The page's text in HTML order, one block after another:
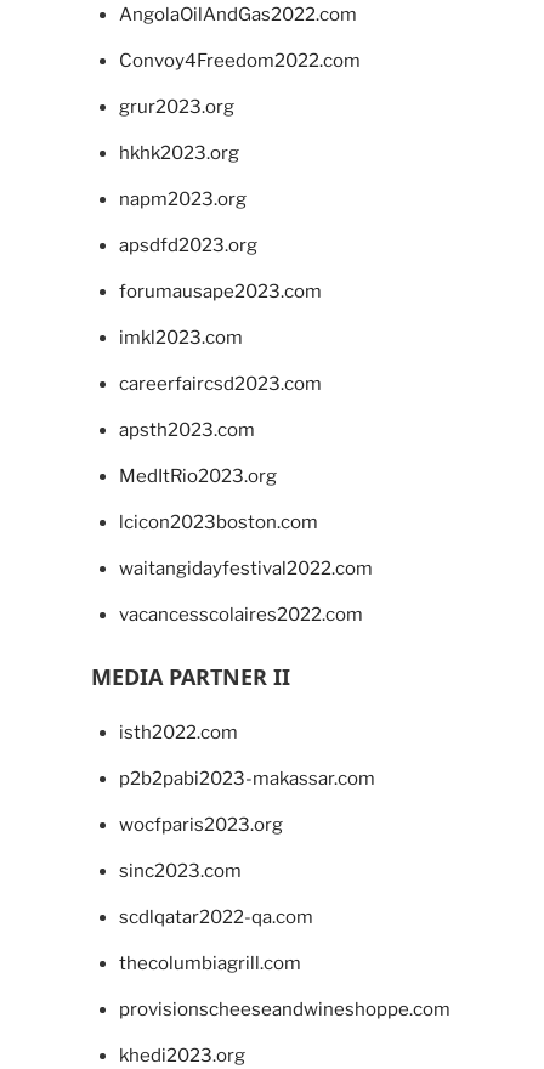
AngolaOilAndGas2022.com
Convoy4Freedom2022.com
grur2023.org
hkhk2023.org
napm2023.org
apsdfd2023.org
forumausape2023.com
imkl2023.com
careerfaircsd2023.com
apsth2023.com
MedItRio2023.org
lcicon2023boston.com
waitangidayfestival2022.com
vacancesscolaires2022.com
MEDIA PARTNER II
isth2022.com
p2b2pabi2023-makassar.com
wocfparis2023.org
sinc2023.com
scdlqatar2022-qa.com
thecolumbiagrill.com
provisionscheeseandwineshoppe.com
khedi2023.org